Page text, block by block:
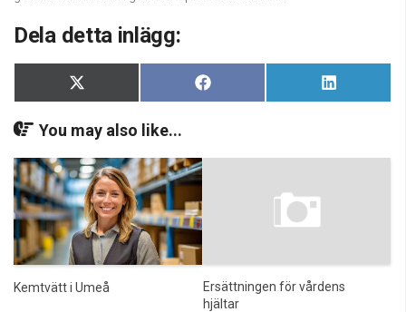
Dela detta inlägg:
Dela
på
X
(Twitter)
Dela
på
Facebook
Dela
på
LinkedIn
You may also like...
Kemtvätt i Umeå
Ersättningen för vårdens
hjältar